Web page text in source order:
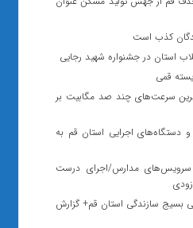
کذب است
استان در جشنواره شهید رجایی
قمی
سرعت‌های چند صد مگابیت بر
دستگاه‌های اجرایی استان قم به
سرویس‌های مدارس/اجرای درست
بسیج سازندگی استان قم+ گزارش